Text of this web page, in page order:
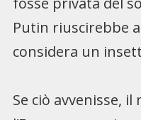
Putin riuscirebbe
considera un
Se ciò avvenisse,